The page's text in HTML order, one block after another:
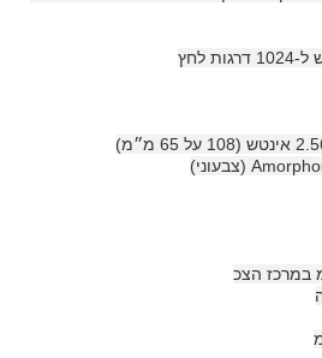
לחץ